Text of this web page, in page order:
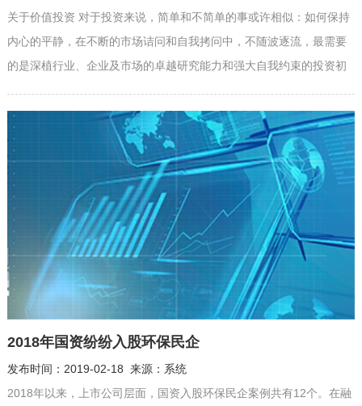
关于价值投资 对于投资来说，简单和不简单的事或许相似：如何保持
内心的平静，在不断的市场诘问和自我拷问中，不随波逐流，最需要
的是深植行业、企业及市场的卓越研究能力和强大自我约束的投资初
之一。投资回报的本质是作为企业拥有者，获得管理团队为企业创新
成长带来的价值积累。人们往往感慨，投资最贵的不是钱，而是时
间。愿意付出更多的...
2018年国资纷纷入股环保民企
发布时间：2019-02-18 来源：系统
2018年以来，上市公司层面，国资入股环保民企案例共有12个。在融